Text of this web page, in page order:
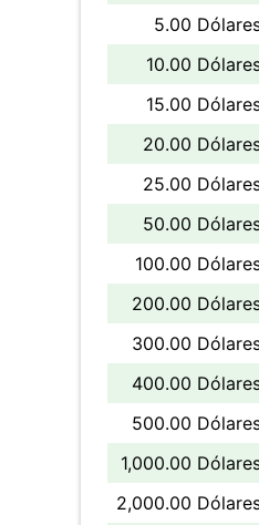
5.00
10.00
15.00
20.00
25.00
50.00
100.00
200.00
300.00
400.00
500.00
1,000.00
2,000.00